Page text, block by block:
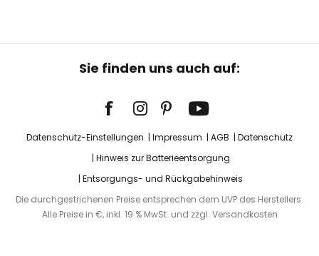
Sie finden uns auch auf:
Datenschutz-Einstellungen Impressum AGB
Datenschutz
Hinweis zur Batterieentsorgung
Entsorgungs- und Rückgabehinweis
Die durchgestrichenen Preise entsprechen dem UVP des Herstellers.
Alle Preise in €, inkl. 19 % MwSt. und zzgl. Versandkosten